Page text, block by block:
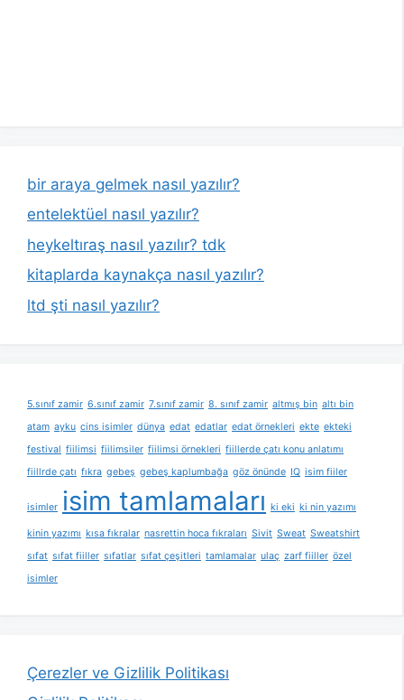
bir araya gelmek nasıl yazılır?
entelektüel nasıl yazılır?
heykeltıraş nasıl yazılır? tdk
kitaplarda kaynakça nasıl yazılır?
ltd şti nasıl yazılır?
5.sınıf zamir 6.sınıf zamir 7.sınıf zamir 8. sınıf zamir altmış bin altı bin
atam ayku cins isimler dünya edat edatlar edat örnekleri ekte ekteki
festival fiilimsi fiilimsiler fiilimsi örnekleri fiillerde çatı konu anlatımı
fiillrde çatı fıkra gebeş gebeş kaplumbağa göz önünde IQ isim fiiler
isimler isim tamlamaları ki eki ki nin yazımı
kinin yazımı kısa fıkralar nasrettin hoca fıkraları Sivit Sweat Sweatshirt
sıfat sıfat fiiller sıfatlar sıfat çeşitleri tamlamalar ulaç zarf fiiller özel
isimler
Çerezler ve Gizlilik Politikası